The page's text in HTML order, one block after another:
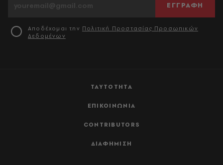
ΤΑΥΤΟΤΗΤΑ
ΕΠΙΚΟΙΝΩΝΙΑ
CONTRIBUTORS
ΔΙΑΦΗΜΙΣΗ
ΕΓΓΡΑΦΗ
Αποδέχομαι την Πολιτική Προστασίας Προσωπικών
Δεδομένων